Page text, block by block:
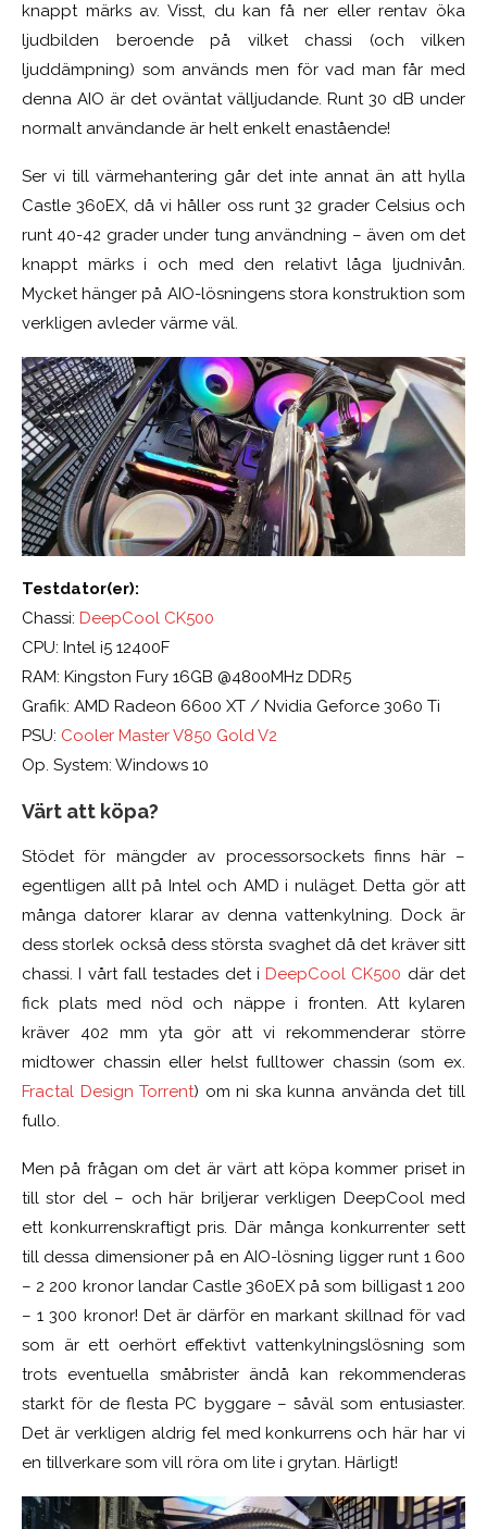
knappt märks av. Visst, du kan få ner eller rentav öka
ljudbilden beroende på vilket chassi (och vilken
ljuddämpning) som används men för vad man får med
denna AIO är det oväntat välljudande. Runt 30 dB under
normalt användande är helt enkelt enastående!
Ser vi till värmehantering går det inte annat än att hylla
Castle 360EX, då vi håller oss runt 32 grader Celsius och
runt 40-42 grader under tung användning – även om det
knappt märks i och med den relativt låga ljudnivån.
Mycket hänger på AIO-lösningens stora konstruktion som
verkligen avleder värme väl.
Testdator(er):
Chassi: DeepCool CK500
CPU: Intel i5 12400F
RAM: Kingston Fury 16GB @4800MHz DDR5
Grafik: AMD Radeon 6600 XT / Nvidia Geforce 3060 Ti
PSU: Cooler Master V850 Gold V2
Op. System: Windows 10
Värt att köpa?
Stödet för mängder av processorsockets finns här –
egentligen allt på Intel och AMD i nuläget. Detta gör att
många datorer klarar av denna vattenkylning. Dock är
dess storlek också dess största svaghet då det kräver sitt
chassi. I vårt fall testades det i DeepCool CK500 där det
fick plats med nöd och näppe i fronten. Att kylaren
kräver 402 mm yta gör att vi rekommenderar större
midtower chassin eller helst fulltower chassin (som ex.
Fractal Design Torrent) om ni ska kunna använda det till
fullo.
Men på frågan om det är värt att köpa kommer priset in
till stor del – och här briljerar verkligen DeepCool med
ett konkurrenskraftigt pris. Där många konkurrenter sett
till dessa dimensioner på en AIO-lösning ligger runt 1 600
– 2 200 kronor landar Castle 360EX på som billigast 1 200
– 1 300 kronor! Det är därför en markant skillnad för vad
som är ett oerhört effektivt vattenkylningslösning som
trots eventuella småbrister ändå kan rekommenderas
starkt för de flesta PC byggare – såväl som entusiaster.
Det är verkligen aldrig fel med konkurrens och här har vi
en tillverkare som vill röra om lite i grytan. Härligt!